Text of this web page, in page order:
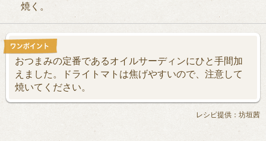
焼く。
おつまみの定番であるオイルサーディンにひと手間加
えました。ドライトマトは焦げやすいので、注意して
焼いてください。
レシピ提供：坊垣茜